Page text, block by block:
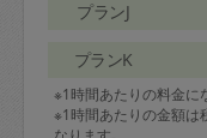
プランJ
プランK
※1時間あたりの料金に
※1時間あたりの金額は